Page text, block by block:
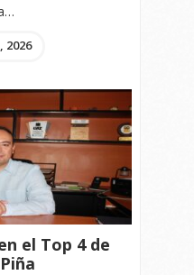
2026
el Top 4 de